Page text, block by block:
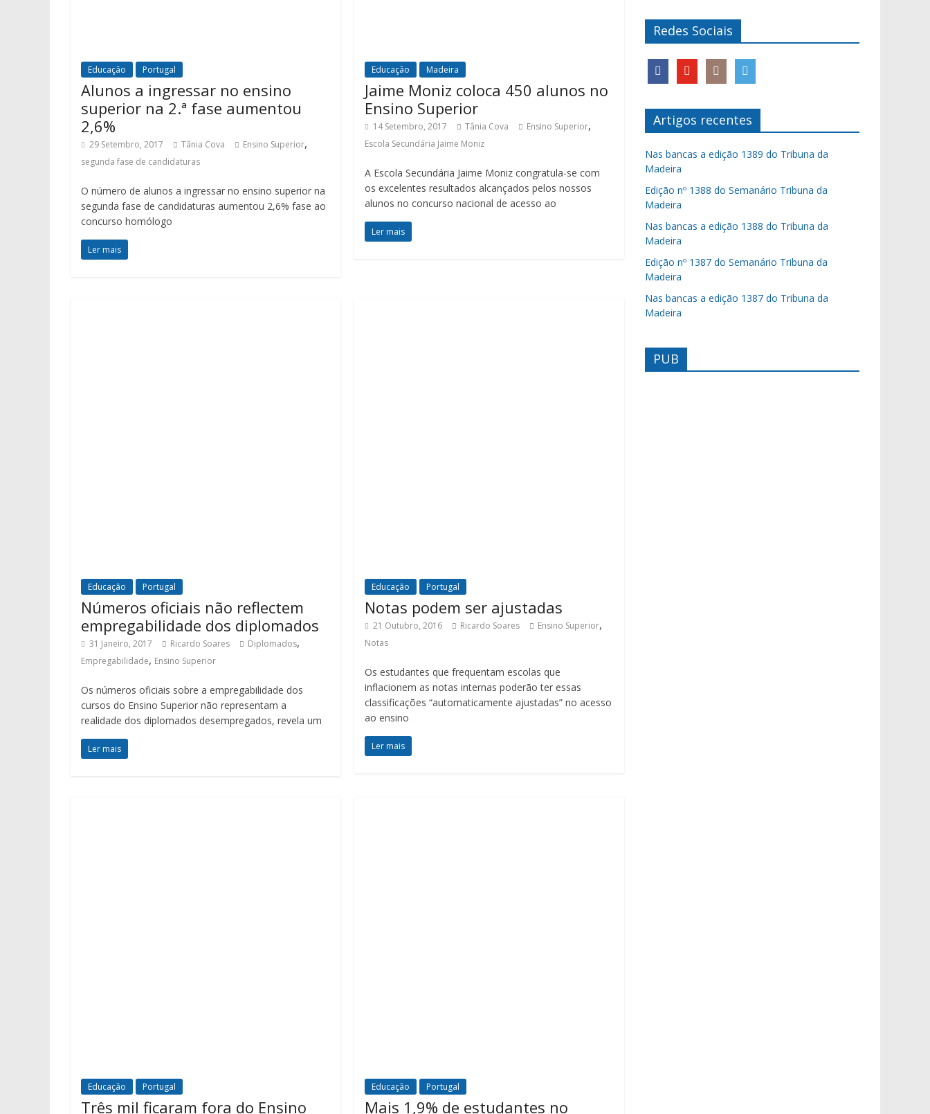
Educação Portugal
Alunos a ingressar no ensino
superior na 2.ª fase aumentou
2,6%
29 Setembro, 2017 Tânia Cova Ensino Superior,
segunda fase de candidaturas
O número de alunos a ingressar no ensino superior na
segunda fase de candidaturas aumentou 2,6% fase ao
concurso homólogo
Ler mais
Educação Madeira
Jaime Moniz coloca 450 alunos no
Ensino Superior
14 Setembro, 2017 Tânia Cova Ensino Superior,
Escola Secundária Jaime Moniz
A Escola Secundária Jaime Moniz congratula-se com
os excelentes resultados alcançados pelos nossos
alunos no concurso nacional de acesso ao
Ler mais
Educação Portugal
Números oficiais não reflectem
empregabilidade dos diplomados
31 Janeiro, 2017 Ricardo Soares Diplomados,
Empregabilidade, Ensino Superior
Os números oficiais sobre a empregabilidade dos
cursos do Ensino Superior não representam a
realidade dos diplomados desempregados, revela um
Ler mais
Educação Portugal
Notas podem ser ajustadas
21 Outubro, 2016 Ricardo Soares Ensino Superior,
Notas
Os estudantes que frequentam escolas que
inflacionem as notas internas poderão ter essas
classificações “automaticamente ajustadas” no acesso
ao ensino
Ler mais
Educação Portugal
Três mil ficaram fora do Ensino
Educação Portugal
Mais 1,9% de estudantes no
Redes Sociais
Artigos recentes
Nas bancas a edição 1389 do Tribuna da
Madeira
Edição nº 1388 do Semanário Tribuna da
Madeira
Nas bancas a edição 1388 do Tribuna da
Madeira
Edição nº 1387 do Semanário Tribuna da
Madeira
Nas bancas a edição 1387 do Tribuna da
Madeira
PUB